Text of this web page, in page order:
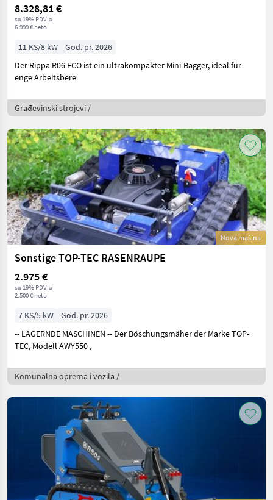
8.328,81 €
sa 19% PDV-a
6.999 € neto
11 KS/8 kW
God. pr. 2026
Der Rippa R06 ECO ist ein ultrakompakter Mini-Bagger, ideal für
enge Arbeitsbere
Građevinski strojevi /
Nova mašina
Sonstige TOP-TEC RASENRAUPE
2.975 €
sa 19% PDV-a
2.500 € neto
7 KS/5 kW
God. pr. 2026
-- LAGERNDE MASCHINEN -- Der Böschungsmäher der Marke TOP-
TEC, Modell AWY550 ,
Komunalna oprema i vozila /